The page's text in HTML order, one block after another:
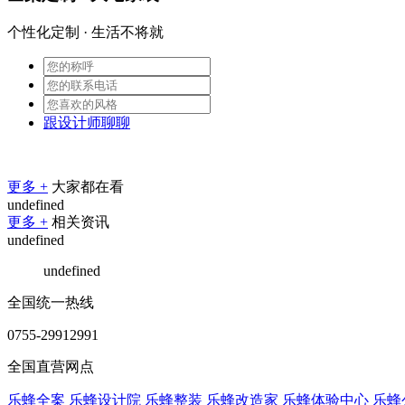
个性化定制 · 生活不将就
跟设计师聊聊
更多 + 大家都在看
undefined
更多 + 相关资讯
undefined
undefined
全国统一热线
0755-29912991
全国直营网点
乐蜂全案 乐蜂设计院 乐蜂整装 乐蜂改造家 乐蜂体验中心 乐